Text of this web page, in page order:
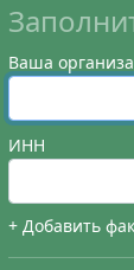
Ваша
ИНН
+ Добавить